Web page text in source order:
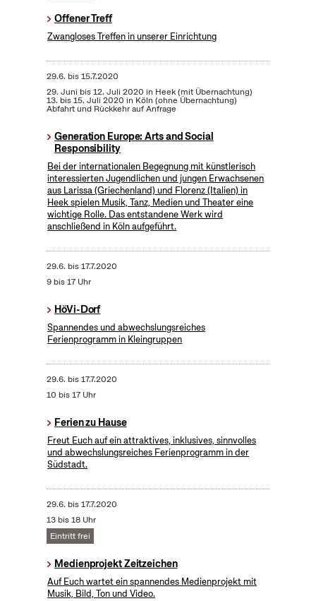
Offener Treff
Zwangloses Treffen in unserer Einrichtung
29.6. bis15.7.2020
29. Juni bis 12. Juli 2020 in Heek (mit Übernachtung)
13. bis 15. Juli 2020 in Köln (ohne Übernachtung)
Abfahrt und Rückkehr auf Anfrage
Generation Europe: Arts and Social
Responsibility
Bei der internationalen Begegnung mit künstlerisch
interessierten Jugendlichen und jungen Erwachsenen
aus Larissa (Griechenland) und Florenz (Italien) in
Heek spielen Musik, Tanz, Medien und Theater eine
wichtige Rolle. Das entstandene Werk wird
anschließend in Köln aufgeführt.
29.6. bis17.7.2020
9 bis 17 Uhr
HöVi-Dorf
Spannendes und abwechslungsreiches
Ferienprogramm in Kleingruppen
29.6. bis17.7.2020
10 bis 17 Uhr
Ferien zu Hause
Freut Euch auf ein attraktives, inklusives, sinnvolles
und abwechslungsreiches Ferienprogramm in der
Südstadt.
29.6. bis17.7.2020
13 bis 18 Uhr
Eintritt frei
Medienprojekt Zeitzeichen
Auf Euch wartet ein spannendes Medienprojekt mit
Musik, Bild, Ton und Video.